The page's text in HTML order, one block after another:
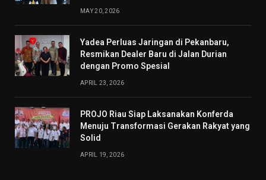
MAY 20, 2026
Yadea Perluas Jaringan di Pekanbaru,
Resmikan Dealer Baru di Jalan Durian
dengan Promo Spesial
APRIL 23, 2026
PROJO Riau Siap Laksanakan Konferda
Menuju Transformasi Gerakan Rakyat yang
Solid
APRIL 19, 2026